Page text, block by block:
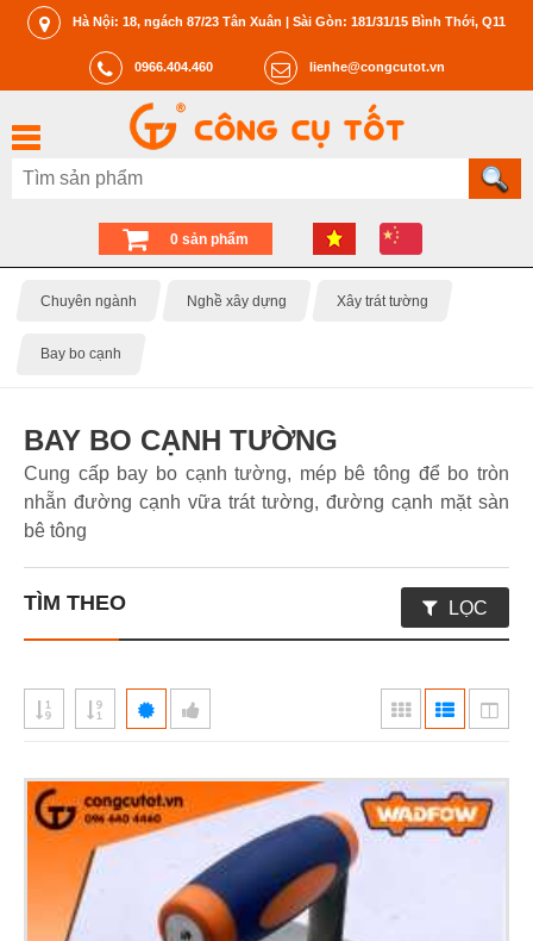
Hà Nội: 18, ngách 87/23 Tân Xuân | Sài Gòn: 181/31/15 Bình Thới, Q11
0966.404.460 lienhe@congcutot.vn
0 sản phẩm
Chuyên ngành Nghề xây dựng Xây trát tường
Bay bo cạnh
BAY BO CẠNH TƯỜNG
Cung cấp bay bo cạnh tường, mép bê tông để bo tròn
nhẵn đường cạnh vữa trát tường, đường cạnh mặt sàn
bê tông
TÌM THEO LỌC